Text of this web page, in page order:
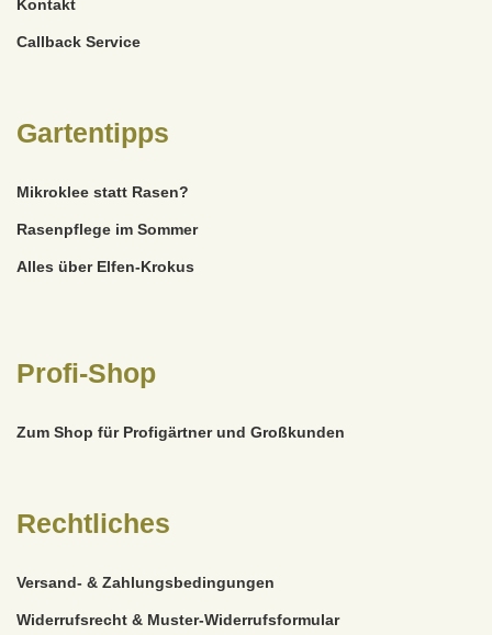
Kontakt
Callback Service
Gartentipps
Mikroklee statt Rasen?
Rasenpflege im Sommer
Alles über Elfen-Krokus
Profi-Shop
Zum Shop für Profigärtner und Großkunden
Rechtliches
Versand- & Zahlungsbedingungen
Widerrufsrecht & Muster-Widerrufsformular